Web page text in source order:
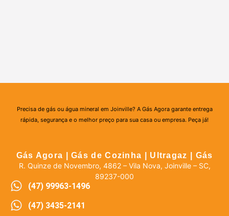
Precisa de gás ou água mineral em Joinville? A Gás Agora garante entrega
rápida, segurança e o melhor preço para sua casa ou empresa. Peça já!
Gás Agora | Gás de Cozinha | Ultragaz | Gás
R. Quinze de Novembro, 4862 – Vila Nova, Joinville – SC,
89237-000
(47) 99963-1496
(47) 3435-2141